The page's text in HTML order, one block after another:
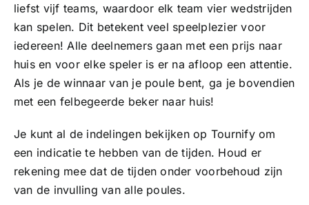
Club van 100
Activiteiten
Business Club Zuyderzee
liefst vijf teams, waardoor elk team vier wedstrijden
kan spelen. Dit betekent veel speelplezier voor
iedereen! Alle deelnemers gaan met een prijs naar
huis en voor elke speler is er na afloop een attentie.
Als je de winnaar van je poule bent, ga je bovendien
met een felbegeerde beker naar huis!
Je kunt al de indelingen bekijken op Tournify om
een indicatie te hebben van de tijden. Houd er
rekening mee dat de tijden onder voorbehoud zijn
van de invulling van alle poules.